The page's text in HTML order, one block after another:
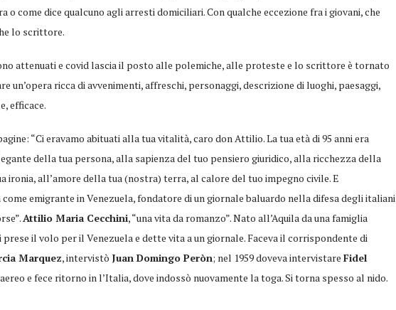
o come dice qualcuno agli arresti domiciliari. Con qualche eccezione fra i giovani, che
lo scrittore.
attenuati e covidlascia il posto alle polemiche, alle proteste e lo scrittore è tornato
un’opera ricca di avvenimenti, affreschi, personaggi, descrizione di luoghi, paesaggi,
efficace.
“Ci eravamo abituati alla tua vitalità, caro don Attilio. La tua età di 95 anni era
della tua persona, alla sapienza del tuo pensiero giuridico, alla ricchezza della
ironia, all’amore della tua (nostra) terra, al calore del tuo impegno civile. E
emigrante inVenezuela, fondatore di un giornale baluardo nella difesa degli italiani
Attilio Maria Cecchini, “una vita da romanzo”. Nato all’Aquila da una famiglia
il volo per il Venezuela e dette vita a un giornale. Faceva il corrispondente di
Marquez, intervistò Juan DomingoPeròn; nel 1959 doveva intervistareFidel
e fece ritorno in l’Italia, dove indossò nuovamente la toga.Si torna spesso al nido.